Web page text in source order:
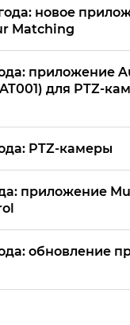
новое
Matching
приложение
для PTZ-
PTZ-камеры
приложение
обновление